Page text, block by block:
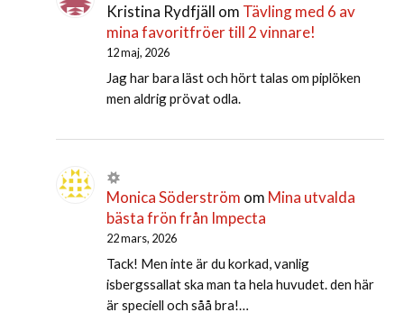
Kristina Rydfjäll om Tävling med 6 av
mina favoritfröer till 2 vinnare!
12 maj, 2026
Jag har bara läst och hört talas om piplöken
men aldrig prövat odla.
Monica Söderström om Mina utvalda
bästa frön från Impecta
22 mars, 2026
Tack! Men inte är du korkad, vanlig
isbergssallat ska man ta hela huvudet. den här
är speciell och såå bra!…